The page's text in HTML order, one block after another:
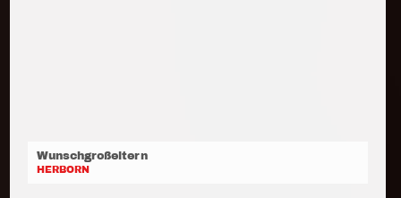
Wunschgroßeltern
HERBORN